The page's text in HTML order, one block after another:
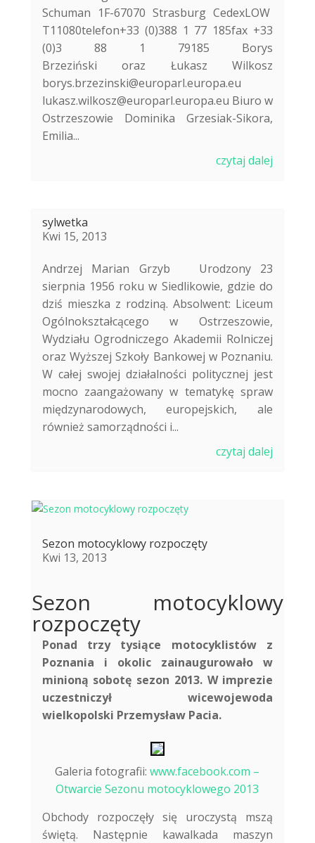
Schuman 1F-67070 Strasburg CedexLOW
T11080telefon+33 (0)388 1 77 185fax +33
(0)3 88 1 79185 Borys
Brzeziński oraz Łukasz Wilkosz
borys.brzezinski@europarl.europa.eu
lukasz.wilkosz@europarl.europa.eu Biuro w
Ostrzeszowie Dominika Grzesiak-Sikora,
Emilia...
czytaj dalej
sylwetka
Kwi 15, 2013
Andrzej Marian Grzyb Urodzony 23
sierpnia 1956 roku w Siedlikowie, gdzie do
dziś mieszka z rodziną. Absolwent: Liceum
Ogólnokształcącego w Ostrzeszowie,
Wydziału Ogrodniczego Akademii Rolniczej
oraz Wyższej Szkoły Bankowej w Poznaniu.
W całej swojej działalności politycznej jest
mocno zaangażowany w tematykę spraw
międzynarodowych, europejskich, ale
również samorządności i...
czytaj dalej
Sezon motocyklowy rozpoczęty
Kwi 13, 2013
Sezon motocyklowy
rozpoczęty
Ponad trzy tysiące motocyklistów z
Poznania i okolic zainaugurowało w
minioną sobotę sezon 2013. W imprezie
uczestniczył wicewojewoda
wielkopolski Przemysław Pacia.
Galeria fotografii:www.facebook.com –
Otwarcie Sezonu motocyklowego 2013
Obchody rozpoczęły się uroczystą mszą
świętą. Następnie kawalkada maszyn